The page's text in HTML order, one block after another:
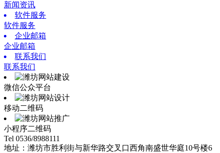
新闻资讯
软件服务
软件服务
企业邮箱
企业邮箱
联系我们
联系我们
微信公众平台
移动二维码
小程序二维码
Tel 0536/8988111
地址：潍坊市胜利街与新华路交叉口西角南盛世华庭10号楼6